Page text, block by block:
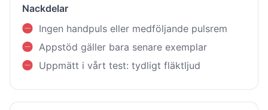
Nackdelar
Ingen handpuls eller medföljande pulsrem
Appstöd gäller bara senare exemplar
Uppmätt i vårt test: tydligt fläktljud